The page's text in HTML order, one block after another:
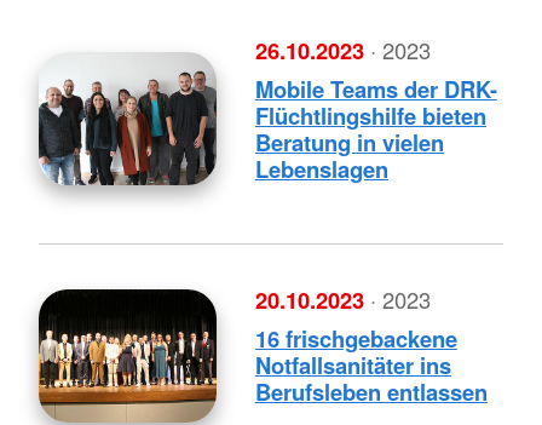
26.10.2023 · 2023
Mobile Teams der DRK-
Flüchtlingshilfe bieten
Beratung in vielen
Lebenslagen
20.10.2023 · 2023
16 frischgebackene
Notfallsanitäter ins
Berufsleben entlassen